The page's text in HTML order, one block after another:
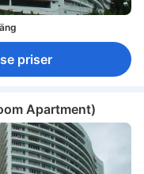
priser
Apartment)